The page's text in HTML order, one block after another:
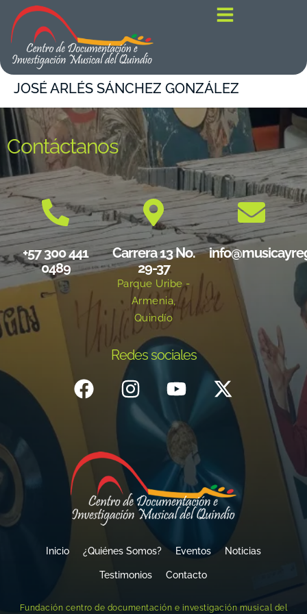
contenido
JOSÉ ARLÉS SÁNCHEZ GONZÁLEZ
Contáctanos
+57 300 441
0489
Carrera 13 No.
29-37
Parque Uribe -
Armenia,
Quindío
Redes sociales
Inicio ¿Quiénes Somos? Eventos Noticias
Testimonios Contacto
Fundación centro de documentación e investigación musical del